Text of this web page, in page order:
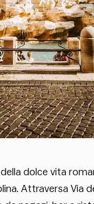
dolce vita
Attraversa Via